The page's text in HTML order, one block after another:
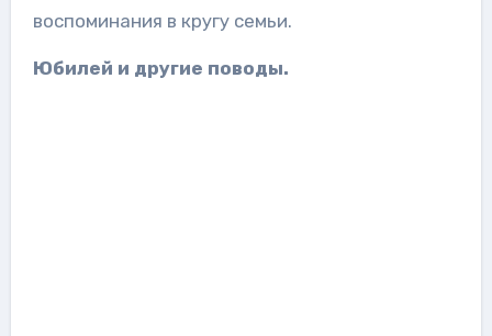
воспоминания в кругу семьи.
Юбилей и другие поводы.